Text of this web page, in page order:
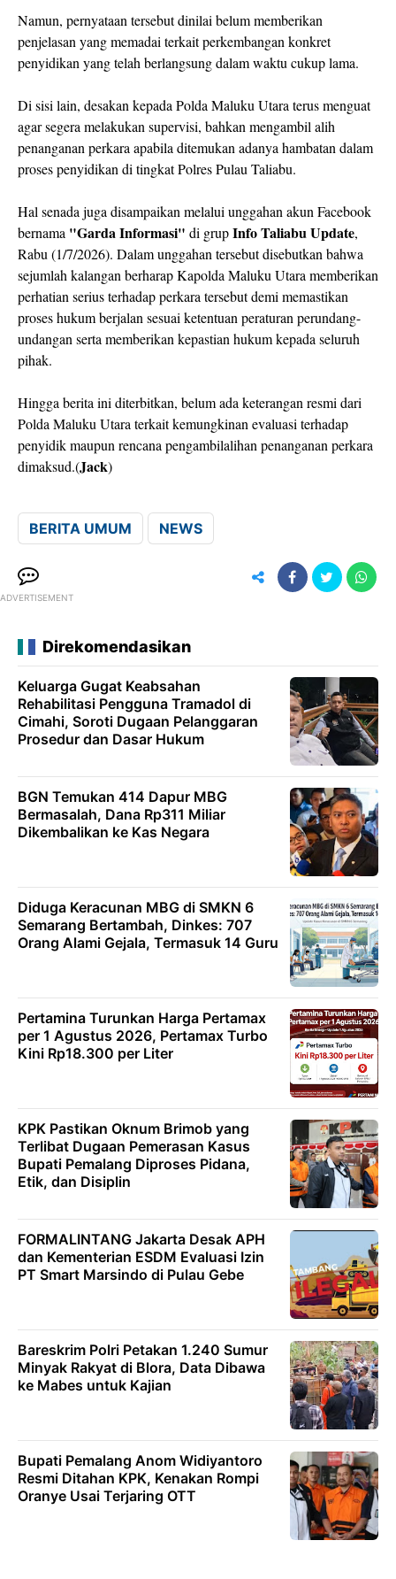
Namun, pernyataan tersebut dinilai belum memberikan
penjelasan yang memadai terkait perkembangan konkret
penyidikan yang telah berlangsung dalam waktu cukup lama.
Di sisi lain, desakan kepada Polda Maluku Utara terus menguat
agar segera melakukan supervisi, bahkan mengambil alih
penanganan perkara apabila ditemukan adanya hambatan dalam
proses penyidikan di tingkat Polres Pulau Taliabu.
Hal senada juga disampaikan melalui unggahan akun Facebook
bernama "Garda Informasi" di grupInfo Taliabu Update,
Rabu (1/7/2026). Dalam unggahan tersebut disebutkan bahwa
sejumlah kalangan berharap Kapolda Maluku Utara memberikan
perhatian serius terhadap perkara tersebut demi memastikan
proses hukum berjalan sesuai ketentuan peraturan perundang-
undangan serta memberikan kepastian hukum kepada seluruh
pihak.
Hingga berita ini diterbitkan, belum ada keterangan resmi dari
Polda Maluku Utara terkait kemungkinan evaluasi terhadap
penyidik maupun rencana pengambilalihan penanganan perkara
dimaksud.(Jack)
BERITA UMUM NEWS
ADVERTISEMENT
Direkomendasikan
Keluarga Gugat Keabsahan
Rehabilitasi Pengguna Tramadol di
Cimahi, Soroti Dugaan Pelanggaran
Prosedur dan Dasar Hukum
BGN Temukan 414 Dapur MBG
Bermasalah, Dana Rp311 Miliar
Dikembalikan ke Kas Negara
Diduga Keracunan MBG di SMKN 6
Semarang Bertambah, Dinkes: 707
Orang Alami Gejala, Termasuk 14 Guru
Pertamina Turunkan Harga Pertamax
per 1 Agustus 2026, Pertamax Turbo
Kini Rp18.300 per Liter
KPK Pastikan Oknum Brimob yang
Terlibat Dugaan Pemerasan Kasus
Bupati Pemalang Diproses Pidana,
Etik, dan Disiplin
FORMALINTANG Jakarta Desak APH
dan Kementerian ESDM Evaluasi Izin
PT Smart Marsindo di Pulau Gebe
Bareskrim Polri Petakan 1.240 Sumur
Minyak Rakyat di Blora, Data Dibawa
ke Mabes untuk Kajian
Bupati Pemalang Anom Widiyantoro
Resmi Ditahan KPK, Kenakan Rompi
Oranye Usai Terjaring OTT